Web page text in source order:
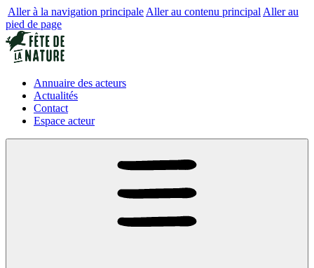
Aller à la navigation principale Aller au contenu principal Aller au
pied de page
Annuaire des acteurs
Actualités
Contact
Espace acteur